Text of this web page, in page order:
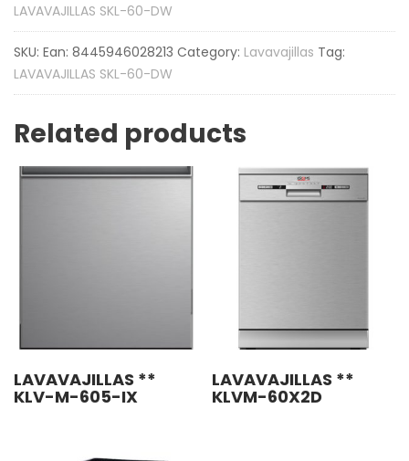
LAVAVAJILLAS SKL-60-DW
SKU: Ean: 8445946028213 Category: Lavavajillas Tag:
LAVAVAJILLAS SKL-60-DW
Related products
LAVAVAJILLAS **
KLV-M-605-IX
LAVAVAJILLAS **
KLVM-60X2D